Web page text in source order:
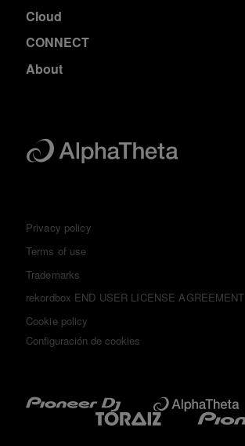
Cloud
CONNECT
About
Privacy policy
Terms of use
Trademarks
rekordbox END USER LICENSE AGREEMENT
Cookie policy
Configuración de cookies